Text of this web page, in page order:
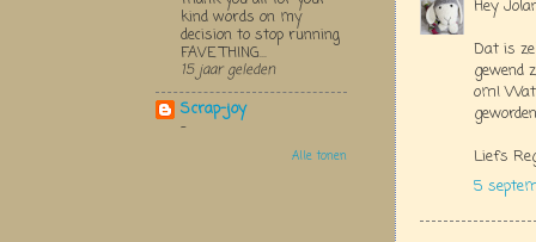
Hey
Dat is
gewend
om!
Liefs
5
kind words on my
decision to stop running
FAVE THING...
15 jaar geleden
Scrap-joy
-
Alle tonen